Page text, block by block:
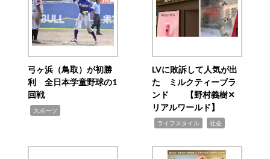
弓ヶ浜（鳥取）が初勝
利 全日本学童野球の1
回戦
スポーツ
LVに敗訴して人気が出
た ミルクティーブラ
ンド 【野村義樹✕
リアルワールド】
ライフスタイル 社会